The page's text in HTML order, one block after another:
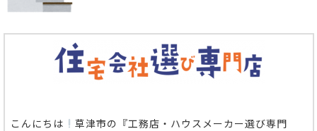
こんにちは
草津市の『工務店・ハウスメーカー選び専門